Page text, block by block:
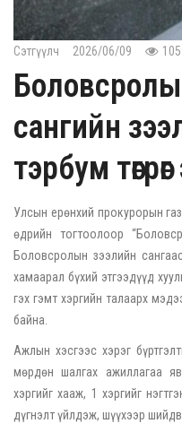
Сэтгүүлч 2026/06/09 105
сангийн
тэрбум
Улсын ерөнхий прокурорын
өдрийн тогтоолоор
Боловсролын зээлийн
хамаарал бүхий этгээдүүд
гэх гэмт хэргийн талаарх
байна.
Ажлын хэсгээс хэрэг
мөрдөн шалгах ажиллагаа
хэргийг хааж, 1 хэргийг
дүгнэлт үйлдэж, шүүхээр